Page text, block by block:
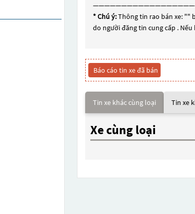
* Chú ý:Thông tin rao bán xe: ""
do người đăng tin cung cấp .
Báo cáo tin xe đã bán
Tin xe khác cùng loại Tin xe
Xe cùng loại